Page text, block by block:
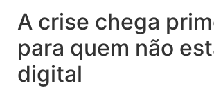
A crise chega
para quem não
digital